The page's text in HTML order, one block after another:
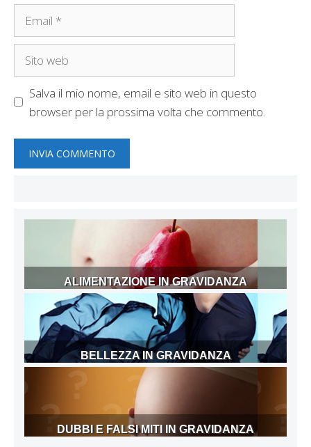
Email
Sito
Salva il mio nome, email e sito web in questo
browser per la prossima volta che commento.
ALIMENTAZIONE IN GRAVIDANZA
BELLEZZA IN GRAVIDANZA
DUBBI E FALSI MITI IN GRAVIDANZA